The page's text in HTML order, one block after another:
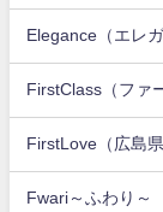
Elegance（エレ
FirstClass（ファ
FirstLove（広島県
Fwari～ふわり～